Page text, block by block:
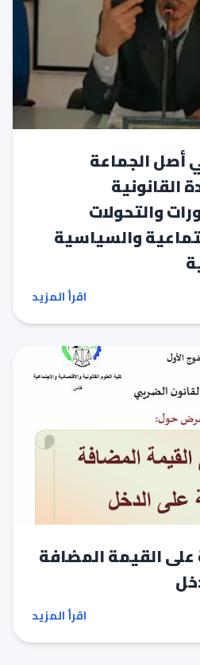
أصل الجماعة
القانونية
والتحولات
والسياسية
اقرأ المزيد
القيمة المضافة
اقرأ المزيد